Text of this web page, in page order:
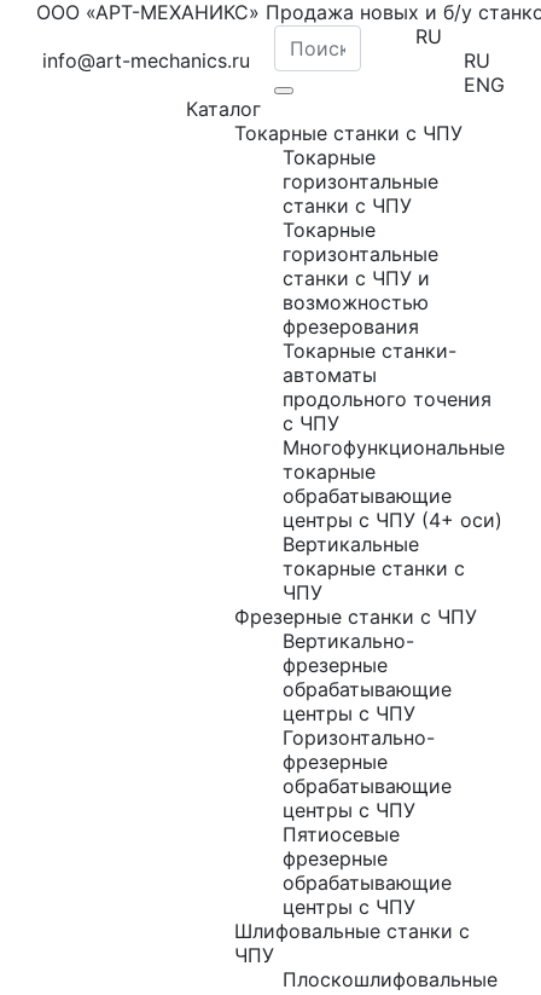
ООО «АРТ-МЕХАНИКС» Продажа новых и б/у
info@art-mechanics.ru
RU
RU
ENG
Каталог
Токарные станки с ЧПУ
Токарные
горизонтальные
станки с ЧПУ
Токарные
горизонтальные
станки с ЧПУ и
возможностью
фрезерования
Токарные станки-
автоматы
продольного точения
с ЧПУ
Многофункциональные
токарные
обрабатывающие
центры с ЧПУ (4+ оси)
Вертикальные
токарные станки с
ЧПУ
Фрезерные станки с ЧПУ
Вертикально-
фрезерные
обрабатывающие
центры с ЧПУ
Горизонтально-
фрезерные
обрабатывающие
центры с ЧПУ
Пятиосевые
фрезерные
обрабатывающие
центры с ЧПУ
Шлифовальные станки с
ЧПУ
Плоскошлифовальные